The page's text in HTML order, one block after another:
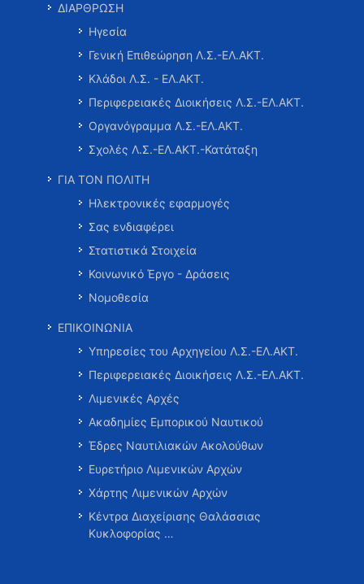
ΔΙΑΡΘΡΩΣΗ
Ηγεσία
Γενική Επιθεώρηση Λ.Σ.-ΕΛ.ΑΚΤ.
Κλάδοι Λ.Σ. - ΕΛ.ΑΚΤ.
Περιφερειακές Διοικήσεις Λ.Σ.-ΕΛ.ΑΚΤ.
Οργανόγραμμα Λ.Σ.-ΕΛ.ΑΚΤ.
Σχολές Λ.Σ.-ΕΛ.ΑΚΤ.-Κατάταξη
ΓΙΑ ΤΟΝ ΠΟΛΙΤΗ
Ηλεκτρονικές εφαρμογές
Σας ενδιαφέρει
Στατιστικά Στοιχεία
Κοινωνικό Έργο - Δράσεις
Νομοθεσία
ΕΠΙΚΟΙΝΩΝΙΑ
Υπηρεσίες του Αρχηγείου Λ.Σ.-ΕΛ.ΑΚΤ.
Περιφερειακές Διοικήσεις Λ.Σ.-ΕΛ.ΑΚΤ.
Λιμενικές Αρχές
Ακαδημίες Εμπορικού Ναυτικού
Έδρες Ναυτιλιακών Ακολούθων
Ευρετήριο Λιμενικών Αρχών
Χάρτης Λιμενικών Αρχών
Κέντρα Διαχείρισης Θαλάσσιας
Κυκλοφορίας …